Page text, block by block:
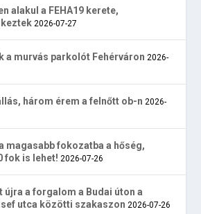
alakul a FEHA19 kerete,
2026-07-27
a murvás parkolót Fehérváron 2026-
három érem a felnőtt ob-n 2026-
magasabb fokozatba a hőség,
fok is lehet! 2026-07-26
újra a forgalom a Budai úton a
utca közötti szakaszon 2026-07-26